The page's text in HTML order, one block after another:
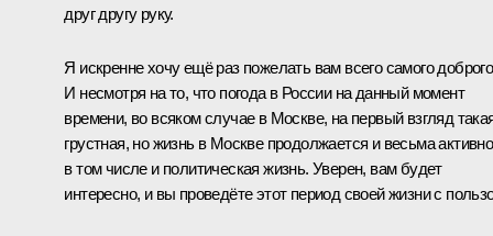
друг другу руку.
Я искренне хочу ещё раз пожелать вам всего самого
И несмотря на то, что погода в России на данный момент
времени, во всяком случае в Москве, на первый взгляд
грустная, но жизнь в Москве продолжается и весьма
в том числе и политическая жизнь. Уверен, вам будет
интересно, и вы проведёте этот период своей жизни с